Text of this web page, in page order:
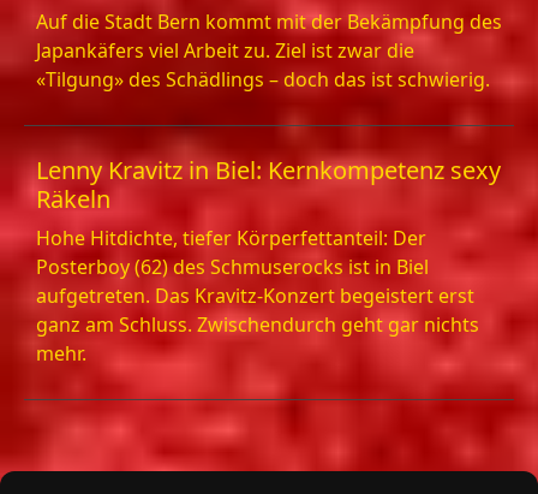
Auf die Stadt Bern kommt mit der Bekämpfung des
Japankäfers viel Arbeit zu. Ziel ist zwar die
«Tilgung» des Schädlings – doch das ist schwierig.
Lenny Kravitz in Biel: Kernkompetenz sexy
Räkeln
Hohe Hitdichte, tiefer Körperfettanteil: Der
Posterboy (62) des Schmuserocks ist in Biel
aufgetreten. Das Kravitz-Konzert begeistert erst
ganz am Schluss. Zwischendurch geht gar nichts
mehr.